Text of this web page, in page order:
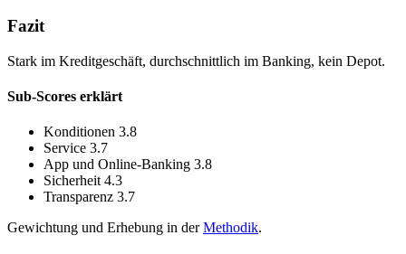
Fazit
Stark im Kreditgeschäft, durchschnittlich im Banking, kein Depot.
Sub-Scores erklärt
Konditionen 3.8
Service 3.7
App und Online-Banking 3.8
Sicherheit 4.3
Transparenz 3.7
Gewichtung und Erhebung in derMethodik.